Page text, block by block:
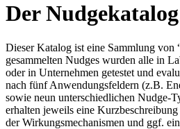
Der Nudgekatalog
Dieser Katalog ist eine Sammlung von
gesammelten Nudges wurden alle in
oder in Unternehmen getestet und
nach fünf Anwendungsfeldern (z.B.
sowie neun unterschiedlichen Nudge-
erhalten jeweils eine
der Wirkungsmechanismen und ggf.